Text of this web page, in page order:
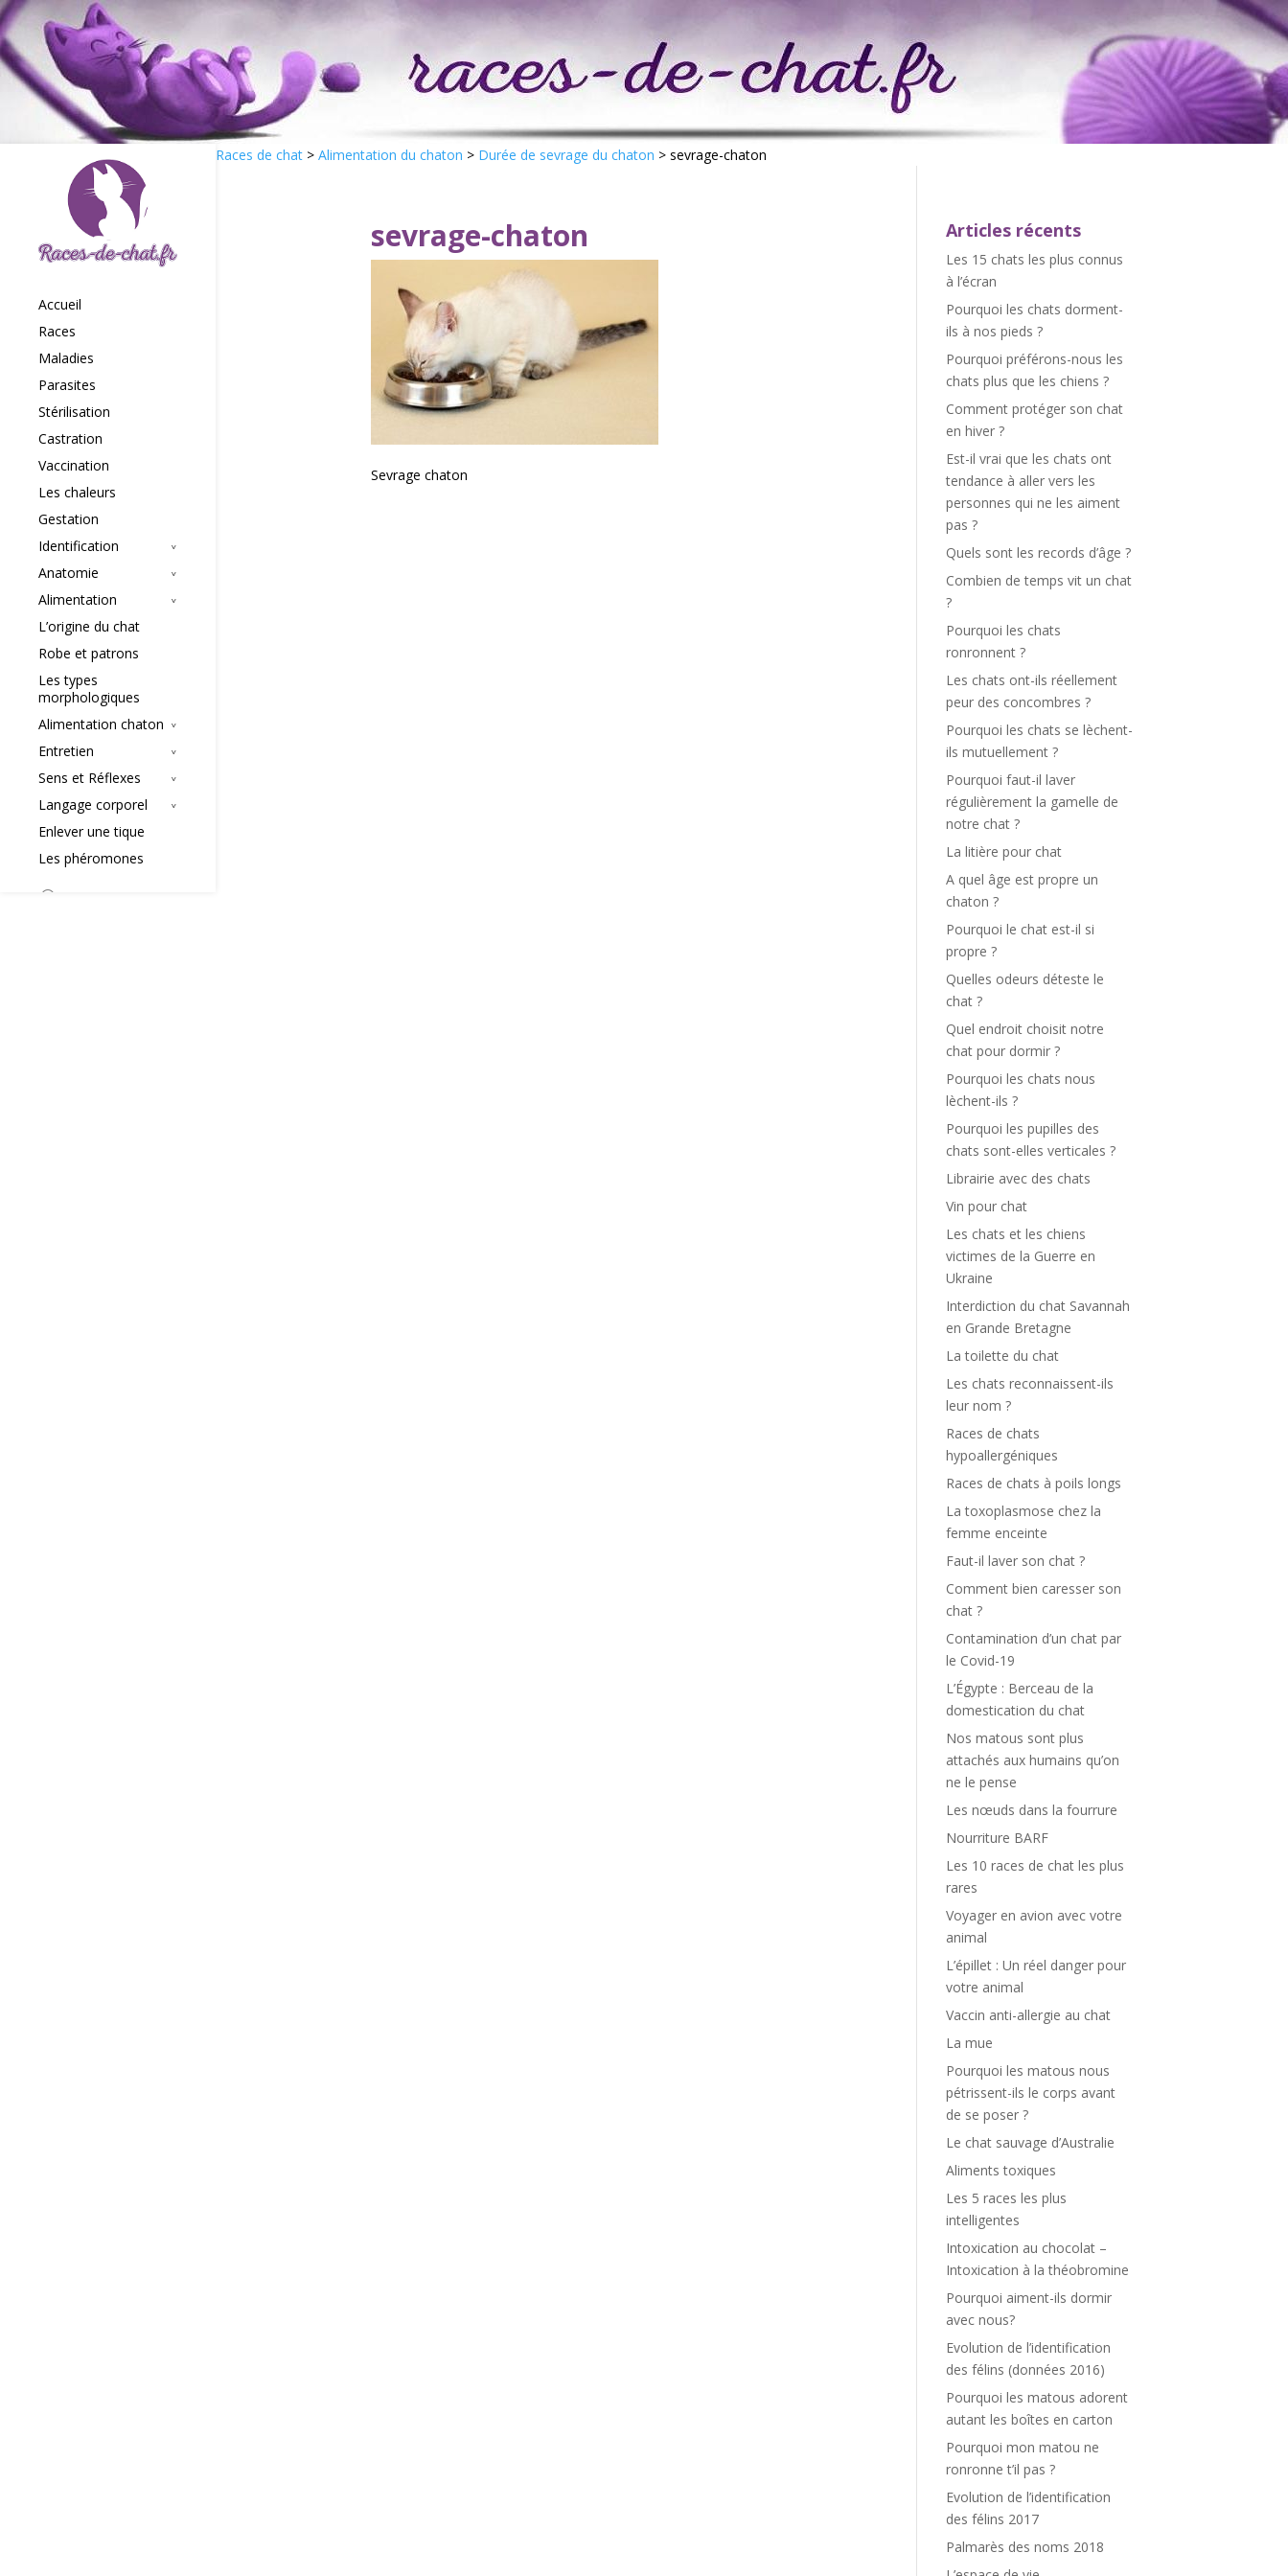
Accueil
Races
Maladies
Parasites
Stérilisation
Castration
Vaccination
Les chaleurs
Gestation
Identification
Anatomie
Alimentation
L’origine du chat
Robe et patrons
Les types
morphologiques
Alimentation chaton
Entretien
Sens et Réflexes
Langage corporel
Enlever une tique
Les phéromones
Races de chat > Alimentation du chaton > Durée de sevrage du chaton > sevrage-chaton
sevrage-chaton
Sevrage chaton
Articles récents
Les 15 chats les plus connus
à l’écran
Pourquoi les chats dorment-
ils à nos pieds ?
Pourquoi préférons-nous les
chats plus que les chiens ?
Comment protéger son chat
en hiver ?
Est-il vrai que les chats ont
tendance à aller vers les
personnes qui ne les aiment
pas ?
Quels sont les records d’âge ?
Combien de temps vit un chat
?
Pourquoi les chats
ronronnent ?
Les chats ont-ils réellement
peur des concombres ?
Pourquoi les chats se lèchent-
ils mutuellement ?
Pourquoi faut-il laver
régulièrement la gamelle de
notre chat ?
La litière pour chat
A quel âge est propre un
chaton ?
Pourquoi le chat est-il si
propre ?
Quelles odeurs déteste le
chat ?
Quel endroit choisit notre
chat pour dormir ?
Pourquoi les chats nous
lèchent-ils ?
Pourquoi les pupilles des
chats sont-elles verticales ?
Librairie avec des chats
Vin pour chat
Les chats et les chiens
victimes de la Guerre en
Ukraine
Interdiction du chat Savannah
en Grande Bretagne
La toilette du chat
Les chats reconnaissent-ils
leur nom ?
Races de chats
hypoallergéniques
Races de chats à poils longs
La toxoplasmose chez la
femme enceinte
Faut-il laver son chat ?
Comment bien caresser son
chat ?
Contamination d’un chat par
le Covid-19
L’Égypte : Berceau de la
domestication du chat
Nos matous sont plus
attachés aux humains qu’on
ne le pense
Les nœuds dans la fourrure
Nourriture BARF
Les 10 races de chat les plus
rares
Voyager en avion avec votre
animal
L’épillet : Un réel danger pour
votre animal
Vaccin anti-allergie au chat
La mue
Pourquoi les matous nous
pétrissent-ils le corps avant
de se poser ?
Le chat sauvage d’Australie
Aliments toxiques
Les 5 races les plus
intelligentes
Intoxication au chocolat –
Intoxication à la théobromine
Pourquoi aiment-ils dormir
avec nous?
Evolution de l’identification
des félins (données 2016)
Pourquoi les matous adorent
autant les boîtes en carton
Pourquoi mon matou ne
ronronne t’il pas ?
Evolution de l’identification
des félins 2017
Palmarès des noms 2018